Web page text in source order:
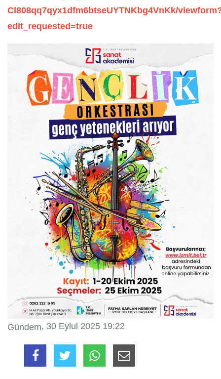
Cl808qq7qyx1dfm6btseUYTNKbg4VnKk/
edit_requested=true
Gündem, 30 Eylul 2025 19:22